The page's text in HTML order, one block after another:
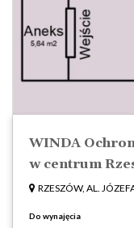
WINDA
w centrum
RZESZÓW, AL.
Do wynajęcia